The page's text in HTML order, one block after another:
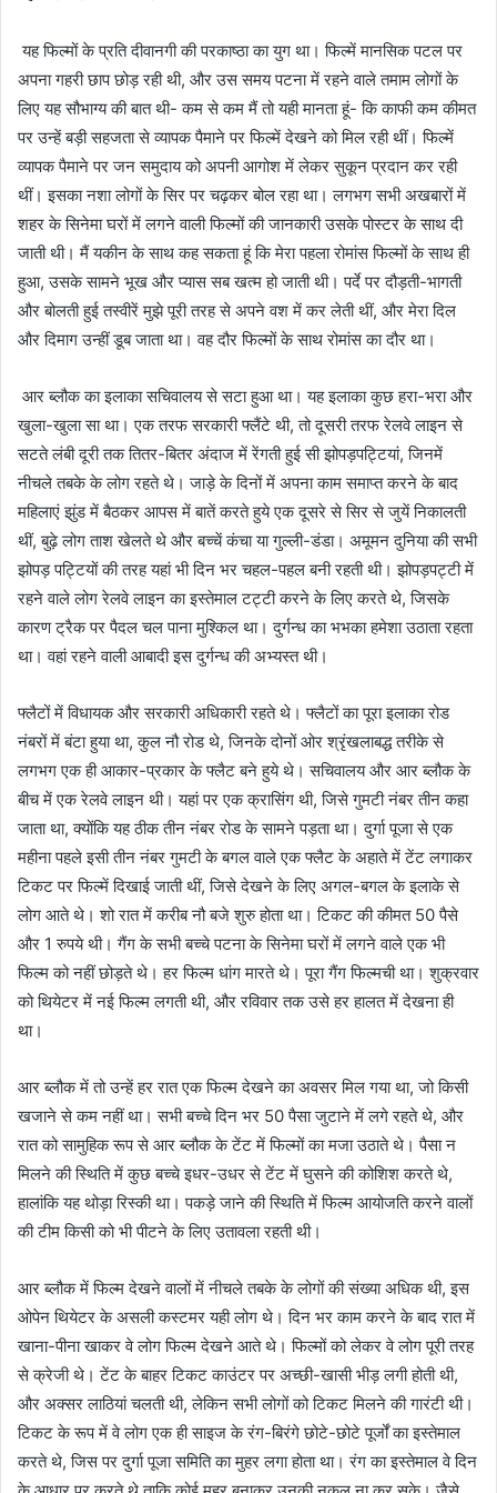
यह फिल्मों के प्रति दीवानगी की परकाष्ठा का युग था। फिल्में मानसिक पटल पर
अपना गहरी छाप छोड़ रही थी, और उस समय पटना में रहने वाले तमाम लोगों के
लिए यह सौभाग्य की बात थी- कम से कम मैं तो यही मानता हूं- कि काफी कम कीमत
पर उन्हें बड़ी सहजता से व्यापक पैमाने पर फिल्में देखने को मिल रही थीं। फिल्में
व्यापक पैमाने पर जन समुदाय को अपनी आगोश में लेकर सुकून प्रदान कर रही
थीं। इसका नशा लोगों के सिर पर चढ़कर बोल रहा था। लगभग सभी अखबारों में
शहर के सिनेमा घरों में लगने वाली फिल्मों की जानकारी उसके पोस्टर के साथ दी
जाती थी। मैं यकीन के साथ कह सकता हूं कि मेरा पहला रोमांस फिल्मों के साथ ही
हुआ, उसके सामने भूख और प्यास सब खत्म हो जाती थी। पर्दे पर दौड़ती-भागती
और बोलती हुई तस्वीरें मुझे पूरी तरह से अपने वश में कर लेती थीं, और मेरा दिल
और दिमाग उन्हीं डूब जाता था। वह दौर फिल्मों के साथ रोमांस का दौर था।
आर ब्लौक का इलाका सचिवालय से सटा हुआ था। यह इलाका कुछ हरा-भरा और
खुला-खुला सा था। एक तरफ सरकारी फ्लैंटे थी, तो दूसरी तरफ रेलवे लाइन से
सटते लंबी दूरी तक तितर-बितर अंदाज में रेंगती हुई सी झोपड़पट्टियां, जिनमें
नीचले तबके के लोग रहते थे। जाड़े के दिनों में अपना काम समाप्त करने के बाद
महिलाएं झुंड में बैठकर आपस में बातें करते हुये एक दूसरे से सिर से जुयें निकालती
थीं, बुढ़े लोग ताश खेलते थे और बच्चें कंचा या गुल्ली-डंडा। अमूमन दुनिया की सभी
झोपड़ पट्टियों की तरह यहां भी दिन भर चहल-पहल बनी रहती थी। झोपड़पट्टी में
रहने वाले लोग रेलवे लाइन का इस्तेमाल टट्टी करने के लिए करते थे, जिसके
कारण ट्रैक पर पैदल चल पाना मुश्किल था। दुर्गन्ध का भभका हमेशा उठाता रहता
था। वहां रहने वाली आबादी इस दुर्गन्ध की अभ्यस्त थी।
फ्लैटों में विधायक और सरकारी अधिकारी रहते थे। फ्लैटों का पूरा इलाका रोड
नंबरों में बंटा हुया था, कुल नौ रोड थे, जिनके दोनों ओर श्रृंखलाबद्ध तरीके से
लगभग एक ही आकार-प्रकार के फ्लैट बने हुये थे। सचिवालय और आर ब्लौक के
बीच में एक रेलवे लाइन थी। यहां पर एक क्रासिंग थी, जिसे गुमटी नंबर तीन कहा
जाता था, क्योंकि यह ठीक तीन नंबर रोड के सामने पड़ता था। दुर्गा पूजा से एक
महीना पहले इसी तीन नंबर गुमटी के बगल वाले एक फ्लैट के अहाते में टेंट लगाकर
टिकट पर फिल्में दिखाई जाती थीं, जिसे देखने के लिए अगल-बगल के इलाके से
लोग आते थे। शो रात में करीब नौ बजे शुरु होता था। टिकट की कीमत 50 पैसे
और 1 रुपये थी। गैंग के सभी बच्चे पटना के सिनेमा घरों में लगने वाले एक भी
फिल्म को नहीं छोड़ते थे। हर फिल्म धांग मारते थे। पूरा गैंग फिल्मची था। शुक्रवार
को थियेटर में नई फिल्म लगती थी, और रविवार तक उसे हर हालत में देखना ही
था।
आर ब्लौक में तो उन्हें हर रात एक फिल्म देखने का अवसर मिल गया था, जो किसी
खजाने से कम नहीं था। सभी बच्चे दिन भर 50 पैसा जुटाने में लगे रहते थे, और
रात को सामुहिक रूप से आर ब्लौक के टेंट में फिल्मों का मजा उठाते थे। पैसा न
मिलने की स्थिति में कुछ बच्चे इधर-उधर से टेंट में घुसने की कोशिश करते थे,
हालांकि यह थोड़ा रिस्की था। पकड़े जाने की स्थिति में फिल्म आयोजति करने वालों
की टीम किसी को भी पीटने के लिए उतावला रहती थी।
आर ब्लौक में फिल्म देखने वालों में नीचले तबके के लोगों की संख्या अधिक थी, इस
ओपेन थियेटर के असली कस्टमर यही लोग थे। दिन भर काम करने के बाद रात में
खाना-पीना खाकर वे लोग फिल्म देखने आते थे। फिल्मों को लेकर वे लोग पूरी तरह
से क्रेजी थे। टेंट के बाहर टिकट काउंटर पर अच्छी-खासी भीड़ लगी होती थी,
और अक्सर लाठियां चलती थी, लेकिन सभी लोगों को टिकट मिलने की गारंटी थी।
टिकट के रूप में वे लोग एक ही साइज के रंग-बिरंगे छोटे-छोटे पूर्जों का इस्तेमाल
करते थे, जिस पर दुर्गा पूजा समिति का मुहर लगा होता था। रंग का इस्तेमाल वे दिन